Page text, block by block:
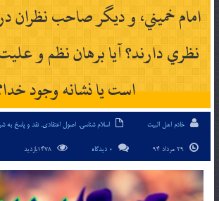
امام خميني، و ديگر صاحب نظران
نظري دارند؟ آيا برهان نظم و
است يا نشانه وجود
خادم اهل البیت اسلام شناسی, اصول اعتقادی, نقد و پاسخ به
0 دیدگاه